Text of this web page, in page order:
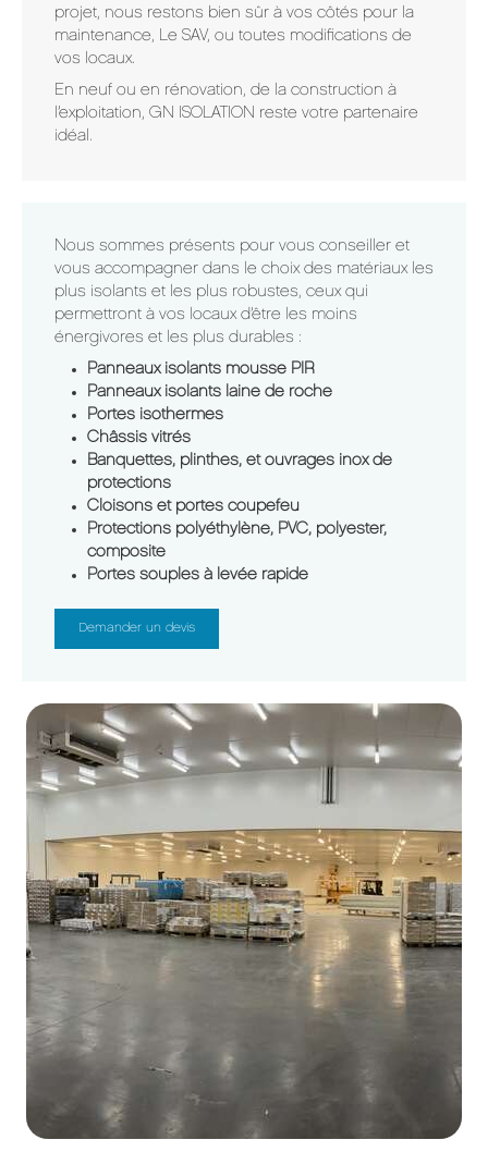
projet, nous restons bien sûr à vos côtés pour la
maintenance, Le SAV, ou toutes modifications de
vos locaux.
En neuf ou en rénovation, de la construction à
l’exploitation, GN ISOLATION reste votre partenaire
idéal.
Nous sommes présents pour vous conseiller et
vous accompagner dans le choix des matériaux les
plus isolants et les plus robustes, ceux qui
permettront à vos locaux d’être les moins
énergivores et les plus durables :
Panneaux isolants mousse PIR
Panneaux isolants laine de roche
Portes isothermes
Châssis vitrés
Banquettes, plinthes, et ouvrages inox de
protections
Cloisons et portes coupefeu
Protections polyéthylène, PVC, polyester,
composite
Portes souples à levée rapide
Demander un devis